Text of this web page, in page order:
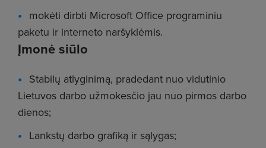
mokėti dirbti Microsoft Office programiniu
paketu ir interneto naršyklėmis.
Įmonė siūlo
Stabilų atlyginimą, pradedant nuo vidutinio
Lietuvos darbo užmokesčio jau nuo pirmos darbo
dienos;
Lankstų darbo grafiką ir sąlygas;